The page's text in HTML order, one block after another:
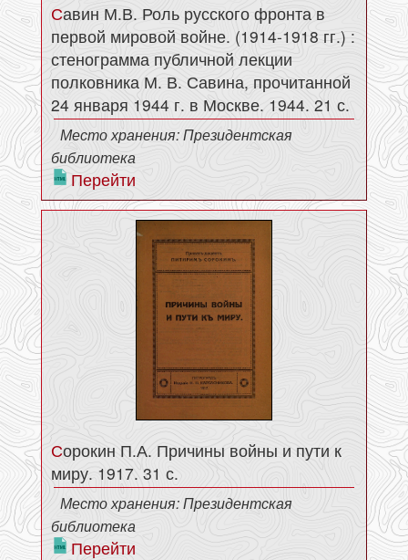
Савин М.В. Роль русского фронта в
первой мировой войне. (1914-1918 гг.) :
стенограмма публичной лекции
полковника М. В. Савина, прочитанной
24 января 1944 г. в Москве. 1944. 21 с.
Место хранения: Президентская
библиотека
Перейти
Сорокин П.А. Причины войны и пути к
миру. 1917. 31 с.
Место хранения: Президентская
библиотека
Перейти